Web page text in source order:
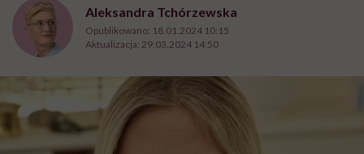
Aleksandra Tchórzewska
Opublikowano: 18.01.2024 10:15
Aktualizacja: 29.03.2024 14:50